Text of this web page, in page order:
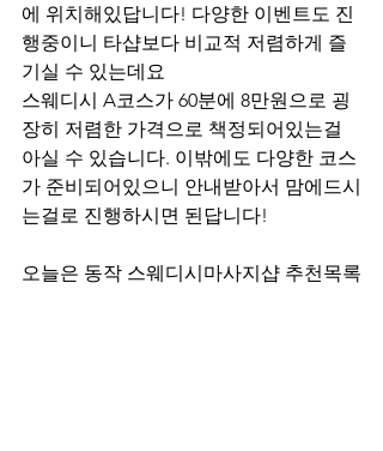
에 위치해있답니다! 다양한 이벤트도 진
행중이니 타샵보다 비교적 저렴하게 즐
기실 수 있는데요
스웨디시 A코스가 60분에 8만원으로 굉
장히 저렴한 가격으로 책정되어있는걸
아실 수 있습니다. 이밖에도 다양한 코스
가 준비되어있으니 안내받아서 맘에드시
는걸로 진행하시면 된답니다!
오늘은 동작 스웨디시마사지샵 추천목록